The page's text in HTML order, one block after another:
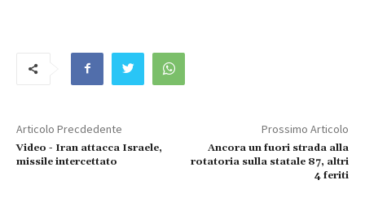
Articolo Precdedente
Video - Iran attacca Israele,
missile intercettato
Prossimo Articolo
Ancora un fuori strada alla
rotatoria sulla statale 87, altri
4 feriti